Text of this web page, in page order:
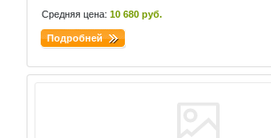
Средняя цена: 10 680 руб.
Подробней